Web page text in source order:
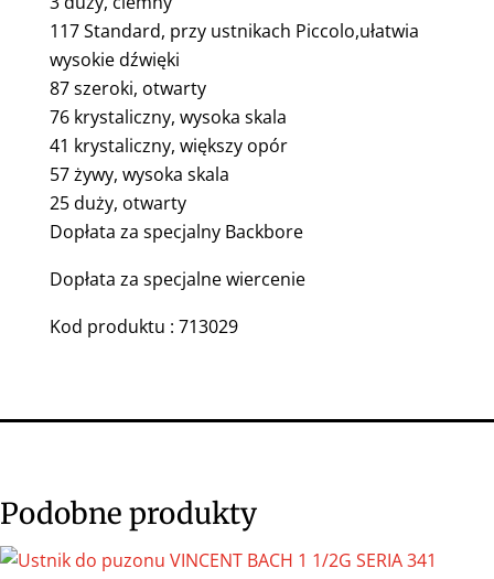
117 Standard, przy ustnikach Piccolo,ułatwia
wysokie dźwięki
87 szeroki, otwarty
76 krystaliczny, wysoka skala
41 krystaliczny, większy opór
57 żywy, wysoka skala
25 duży, otwarty
Dopłata za specjalny Backbore
Dopłata za specjalne wiercenie
Kod produktu : 713029
Podobne produkty